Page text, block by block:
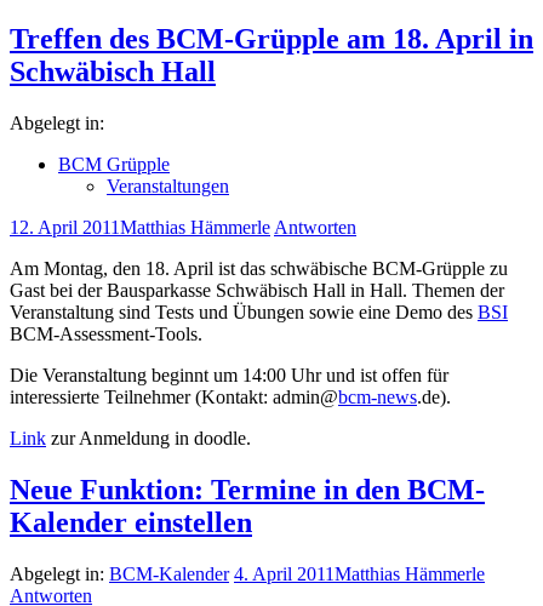
Treffen des BCM-Grüpple am 18. April in
Schwäbisch Hall
Abgelegt in:
BCM Grüpple
Veranstaltungen
12. April 2011Matthias Hämmerle Antworten
Am Montag, den 18. April ist das schwäbische BCM-Grüpple zu
Gast bei der Bausparkasse Schwäbisch Hall in Hall. Themen der
Veranstaltung sind Tests und Übungen sowie eine Demo des BSI
BCM-Assessment-Tools.
Die Veranstaltung beginnt um 14:00 Uhr und ist offen für
interessierte Teilnehmer (Kontakt: admin@bcm-news.de).
Link zur Anmeldung in doodle.
Neue Funktion: Termine in den BCM-
Kalender einstellen
Abgelegt in: BCM-Kalender 4. April 2011Matthias Hämmerle
Antworten